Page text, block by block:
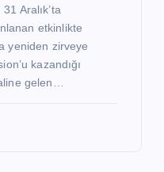
Aralık’ta
etkinlikte
yeniden zirveye
kazandığı
gelen…